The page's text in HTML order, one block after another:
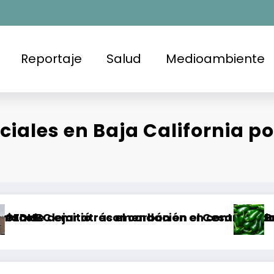
Reportaje Salud Medioambiente
en Baja California
carbón en el Cesar, Colombia
en contra de la FGE y la SSPCM
Brote de Salmonella